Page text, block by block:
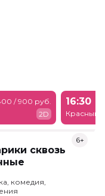
/ 900 руб.
2D
16:30
Красный
сквозь
6+
комедия,